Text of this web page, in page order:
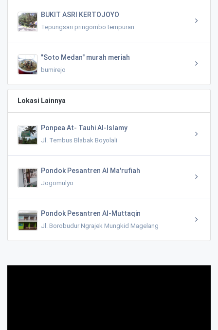
BUKIT ASRI KERTOJOYO
Tepungsari pringombo tempuran
"Soto Medan" murah meriah
bumirejo
Lokasi Lainnya
Ponpea At- Tauhi Al-Islamy
Jl. Tembus Blabak Boyolali
Pondok Pesantren Al Ma'rufiah
Jogomulyo
Pondok Pesantren Al-Muttaqin
Jl. Borobudur Ngrajek Mungkid Magelang